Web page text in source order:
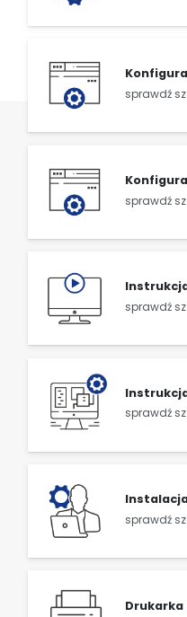
sprawdź
sprawdź
sprawdź
sprawdź
sprawdź